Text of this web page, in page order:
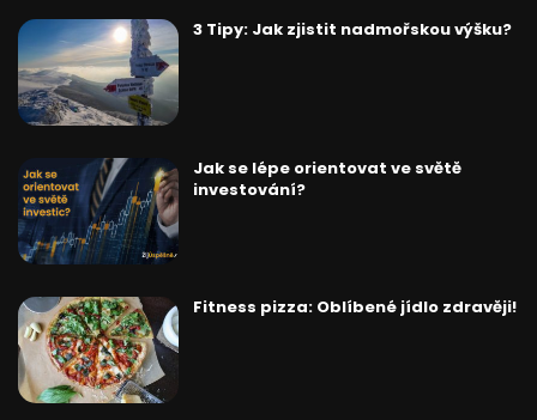
3 Tipy: Jak zjistit nadmořskou výšku?
Jak se lépe orientovat ve světě
investování?
Fitness pizza: Oblíbené jídlo zdravěji!